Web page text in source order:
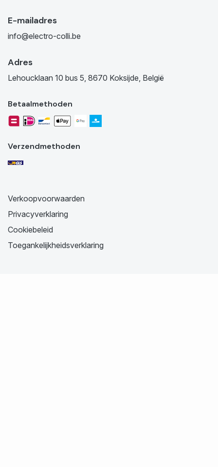
E-mailadres
info@electro-colli.be
Adres
Lehoucklaan 10 bus 5, 8670 Koksijde, België
Betaalmethoden
Verzendmethoden
Verkoopvoorwaarden
Privacyverklaring
Cookiebeleid
Toegankelijkheidsverklaring